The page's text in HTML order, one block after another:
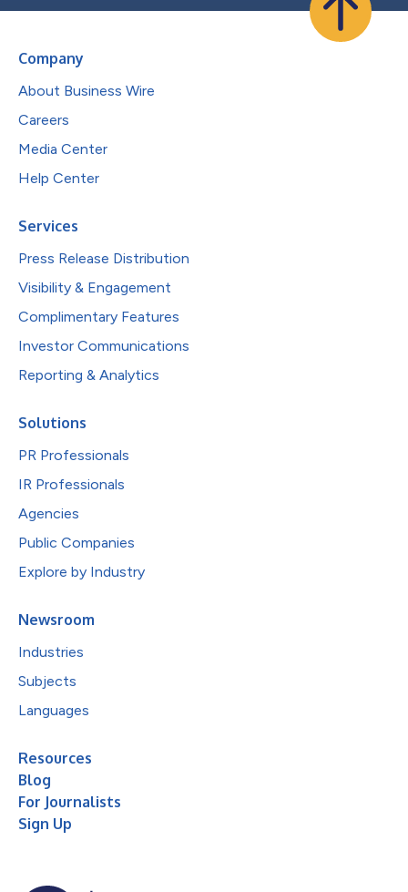
Company
About Business Wire
Careers
Media Center
Help Center
Services
Press Release Distribution
Visibility & Engagement
Complimentary Features
Investor Communications
Reporting & Analytics
Solutions
PR Professionals
IR Professionals
Agencies
Public Companies
Explore by Industry
Newsroom
Industries
Subjects
Languages
Resources
Blog
For Journalists
Sign Up